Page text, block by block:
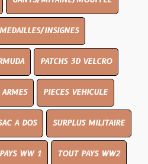
MEDAILLES/INSIGNES
PATCHS 3D VELCRO
PIECES VEHICULE
A DOS SURPLUS MILITAIRE
WW 1 TOUT PAYS WW2